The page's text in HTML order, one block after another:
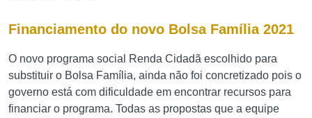
Financiamento do novo Bolsa Família 2021
O novo programa social Renda Cidadã escolhido para
substituir o Bolsa Família, ainda não foi concretizado pois o
governo está com dificuldade em encontrar recursos para
financiar o programa. Todas as propostas que a equipe